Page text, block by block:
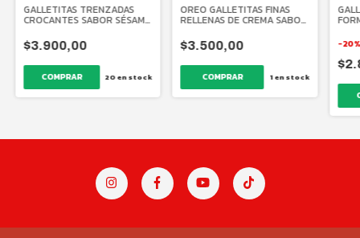
GALLETITAS TRENZADAS
CROCANTES SABOR SÉSAMO
$3.900,00
20en stock
OREO GALLETITAS FINAS
RELLENAS DE CREMA SABOR
$3.500,00
1en stock
UVA
-20